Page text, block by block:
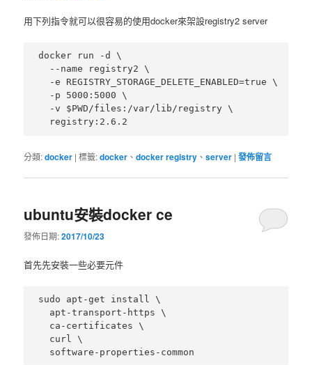
用下列指令就可以很容易的使用docker來架設registry2 server
docker run -d \
  --name registry2 \
  -e REGISTRY_STORAGE_DELETE_ENABLED=true \
  -p 5000:5000 \
  -v $PWD/files:/var/lib/registry \
分類:docker |標籤:docker 、docker registry 、server |發佈留言
ubuntu安裝docker ce
發佈日期:2017/10/23
首先先安裝一些必要元件
sudo apt-get install \
  apt-transport-https \
  ca-certificates \
  curl \